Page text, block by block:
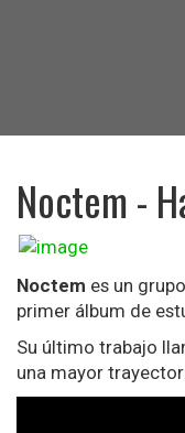
Noctem -
Noctem es un
primer álbum de
Su último trabajo
una mayor